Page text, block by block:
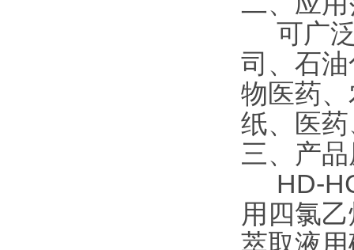
可广泛
司、石
物医药
纸、医
三、产
HD-
用四氯
萃取液